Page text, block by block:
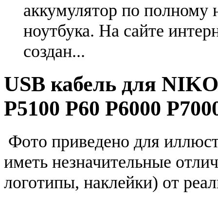
аккумулятор по
ноутбука. На сайте
создан...
USB кабель для
P5100 P60 P6000
Фото приведено для
иметь незначительные
логотипы, наклейки) от